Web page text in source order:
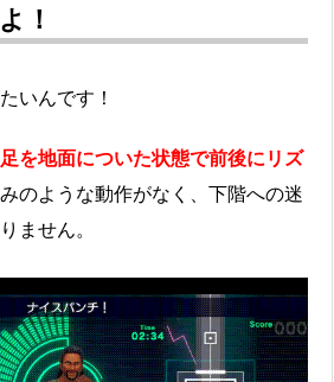
！
いんです！
を地面についた状態で前後にリズ
のような動作がなく、下階への迷
ません。